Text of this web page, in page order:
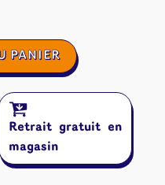
PANIER
Retrait gratuit en
magasin